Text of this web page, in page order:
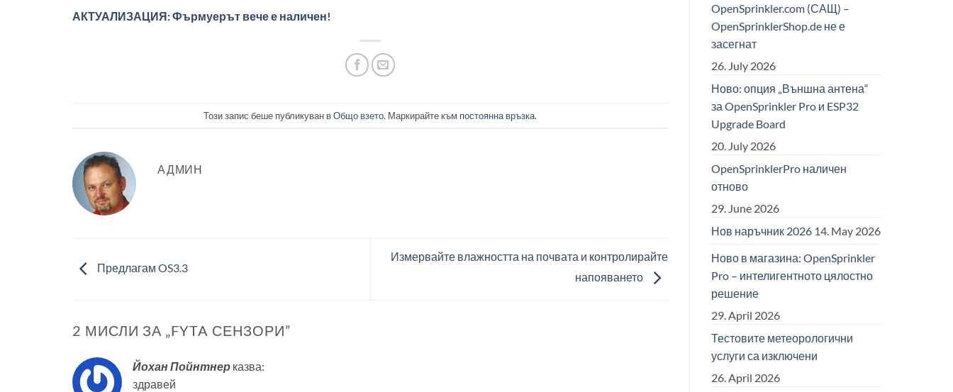
АКТУАЛИЗАЦИЯ: Фърмуерът вече е наличен!
Този запис беше публикуван вОбщо взето. Маркирайте към постоянна връзка.
АДМИН
Предлагам OS3.3
Измервайте влажността на почвата и контролирайте
напояването
2 МИСЛИ ЗА „FYTA СЕНЗОРИ”
Йохан Пойнтнер казва:
здравей
OpenSprinkler.com (САЩ) –
OpenSprinklerShop.de не е
засегнат
26. July 2026
Ново: опция „Външна антена“
за OpenSprinkler Pro и ESP32
Upgrade Board
20. July 2026
OpenSprinklerPro наличен
отново
29. June 2026
Нов наръчник 2026 14. May 2026
Ново в магазина: OpenSprinkler
Pro – интелигентното цялостно
решение
29. April 2026
Тестовите метеорологични
услуги са изключени
26. April 2026